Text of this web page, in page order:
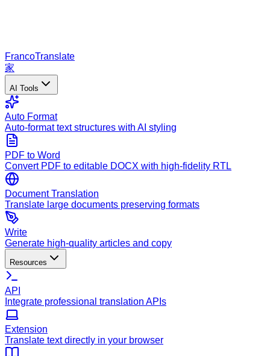
FrancoTranslate
家
AI Tools
Auto Format
Auto-format text structures with AI styling
PDF to Word
Convert PDF to editable DOCX with high-fidelity RTL
Document Translation
Translate large documents preserving formats
Write
Generate high-quality articles and copy
Resources
API
Integrate professional translation APIs
Extension
Translate text directly in your browser